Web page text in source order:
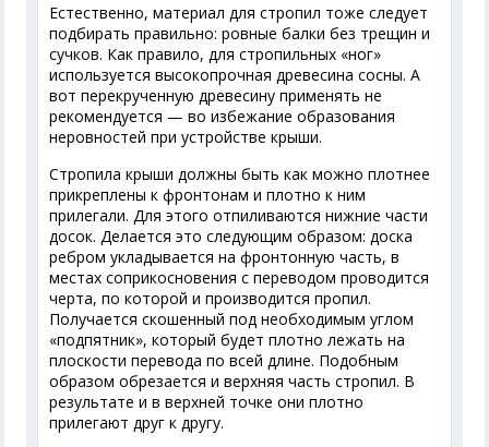
Естественно, материал для стропил тоже следует
подбирать правильно: ровные балки без трещин и
сучков. Как правило, для стропильных «ног»
используется высокопрочная древесина сосны. А
вот перекрученную древесину применять не
рекомендуется — во избежание образования
неровностей при устройстве крыши.
Стропила крыши должны быть как можно плотнее
прикреплены к фронтонам и плотно к ним
прилегали. Для этого отпиливаются нижние части
досок. Делается это следующим образом: доска
ребром укладывается на фронтонную часть, в
местах соприкосновения с переводом проводится
черта, по которой и производится пропил.
Получается скошенный под необходимым углом
«подпятник», который будет плотно лежать на
плоскости перевода по всей длине. Подобным
образом обрезается и верхняя часть стропил. В
результате и в верхней точке они плотно
прилегают друг к другу.